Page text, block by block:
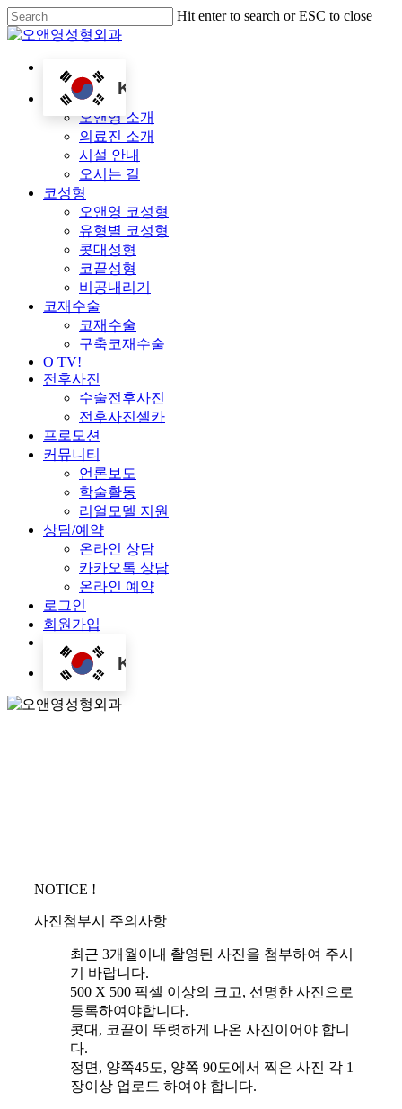
Skip
to
main
content
Hit enter to search or ESC to close
Close
KO
Menu
병원소개
오앤영 소개
의료진 소개
시설 안내
오시는 길
코성형
오앤영 코성형
유형별 코성형
콧대성형
코끝성형
비공내리기
코재수술
코재수술
구축코재수술
O TV!
전후사진
수술전후사진
전후사진셀카
프로모션
커뮤니티
언론보도
학술활동
리얼모델 지원
상담/예약
온라인 상담
카카오톡 상담
온라인 예약
로그인
회원가입
KO
Menu
NOTICE !
사진첨부시 주의사항
최근 3개월이내 촬영된 사진을 첨부하여 주시
기 바랍니다.
500 X 500 픽셀 이상의 크고, 선명한 사진으로
등록하여야합니다.
콧대, 코끝이 뚜렷하게 나온 사진이어야 합니
다.
정면, 양쪽45도, 양쪽 90도에서 찍은 사진 각 1
장이상 업로드 하여야 합니다.